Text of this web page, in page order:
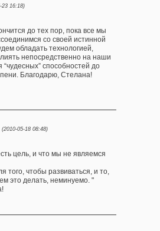
23 16:18)
до тех пор, пока все мы
со своей истинной
обладать технологией,
непосредственно на наши
способностей до
Благодарю, Стелана!
(2010-05-18 08:48)
цель, и что мы не являемся
того, чтобы развиваться, и то,
это делать, неминуемо. "